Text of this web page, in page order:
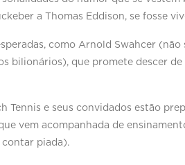
a Thomas Eddison, se fosse
como Arnold Swahcer
bilionários), que promete descer
Tennis e seus convidados estão
vem acompanhada de
contar piada).